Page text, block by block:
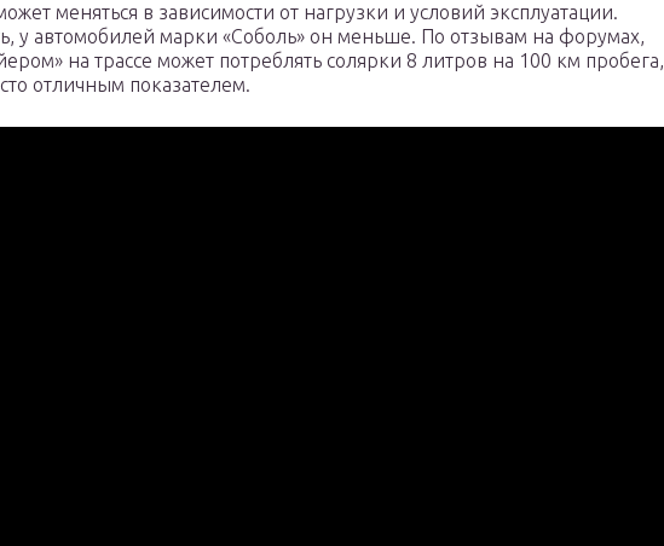
меняться в зависимости от нагрузки и условий эксплуатации.
у автомобилей марки «Соболь» он меньше. По отзывам на форумах,
на трассе может потреблять солярки 8 литров на 100 км пробега,
отличным показателем.